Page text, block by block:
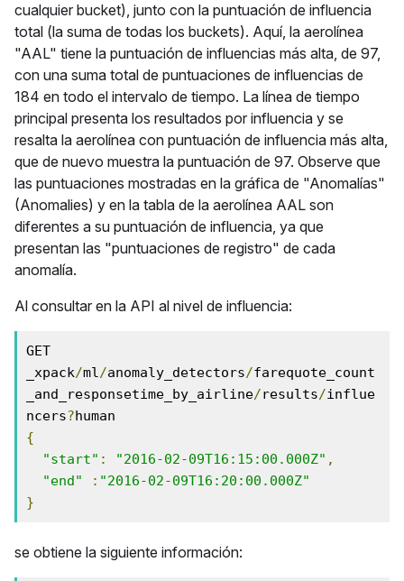
cualquier bucket), junto con la puntuación de influencia
total (la suma de todas los buckets). Aquí, la aerolínea
"AAL" tiene la puntuación de influencias más alta, de 97,
con una suma total de puntuaciones de influencias de
184 en todo el intervalo de tiempo. La línea de tiempo
principal presenta los resultados por influencia y se
resalta la aerolínea con puntuación de influencia más alta,
que de nuevo muestra la puntuación de 97. Observe que
las puntuaciones mostradas en la gráfica de "Anomalías"
(Anomalies) y en la tabla de la aerolínea AAL son
diferentes a su puntuación de influencia, ya que
presentan las "puntuaciones de registro" de cada
anomalía.
Al consultar en la API al nivel de influencia:
GET
_xpack/ml/anomaly_detectors/farequote_count
_and_responsetime_by_airline/results/influe
ncers?
{
"start" : "2016-02-09T16:15:00.000Z" ,
"end"
: "2016-02-09T16:20:00.000Z"
}
se obtiene la siguiente información: